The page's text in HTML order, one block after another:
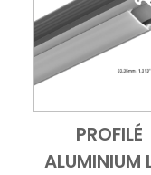
Add to
PROFILÉ
ALUMINIUM